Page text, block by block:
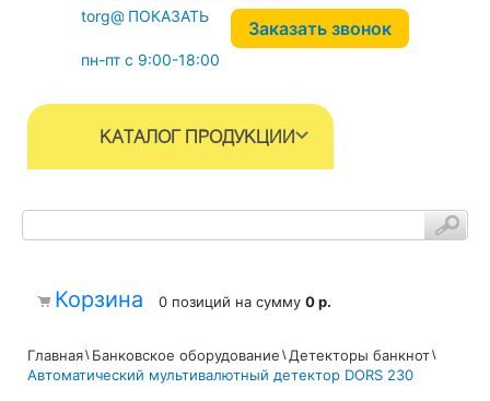
torg@1cab.ru
Заказать звонок
пн-пт с 9:00-18:00
КАТАЛОГ ПРОДУКЦИИ
Корзина 0 позиций на сумму 0 р.
Главная Банковское оборудование Детекторы банкнот
Автоматический мультивалютный детектор DORS 230